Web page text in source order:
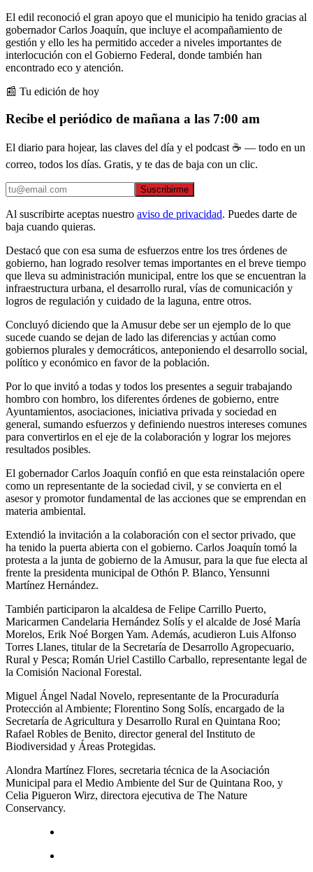
El edil reconoció el gran apoyo que el municipio ha tenido gracias al
gobernador Carlos Joaquín, que incluye el acompañamiento de
gestión y ello les ha permitido acceder a niveles importantes de
interlocución con el Gobierno Federal, donde también han
encontrado eco y atención.
📰 Tu edición de hoy
Recibe el periódico de mañana a las 7:00 am
El diario para hojear, las claves del día y el podcast ☕ — todo en un
correo, todos los días. Gratis, y te das de baja con un clic.
Suscribirme
Al suscribirte aceptas nuestro aviso de privacidad. Puedes darte de
baja cuando quieras.
Destacó que con esa suma de esfuerzos entre los tres órdenes de
gobierno, han logrado resolver temas importantes en el breve tiempo
que lleva su administración municipal, entre los que se encuentran la
infraestructura urbana, el desarrollo rural, vías de comunicación y
logros de regulación y cuidado de la laguna, entre otros.
Concluyó diciendo que la Amusur debe ser un ejemplo de lo que
sucede cuando se dejan de lado las diferencias y actúan como
gobiernos plurales y democráticos, anteponiendo el desarrollo social,
político y económico en favor de la población.
Por lo que invitó a todas y todos los presentes a seguir trabajando
hombro con hombro, los diferentes órdenes de gobierno, entre
Ayuntamientos, asociaciones, iniciativa privada y sociedad en
general, sumando esfuerzos y definiendo nuestros intereses comunes
para convertirlos en el eje de la colaboración y lograr los mejores
resultados posibles.
El gobernador Carlos Joaquín confió en que esta reinstalación opere
como un representante de la sociedad civil, y se convierta en el
asesor y promotor fundamental de las acciones que se emprendan en
materia ambiental.
Extendió la invitación a la colaboración con el sector privado, que
ha tenido la puerta abierta con el gobierno. Carlos Joaquín tomó la
protesta a la junta de gobierno de la Amusur, para la que fue electa al
frente la presidenta municipal de Othón P. Blanco, Yensunni
Martínez Hernández.
También participaron la alcaldesa de Felipe Carrillo Puerto,
Maricarmen Candelaria Hernández Solís y el alcalde de José María
Morelos, Erik Noé Borgen Yam. Además, acudieron Luis Alfonso
Torres Llanes, titular de la Secretaría de Desarrollo Agropecuario,
Rural y Pesca; Román Uriel Castillo Carballo, representante legal de
la Comisión Nacional Forestal.
Miguel Ángel Nadal Novelo, representante de la Procuraduría
Protección al Ambiente; Florentino Song Solís, encargado de la
Secretaría de Agricultura y Desarrollo Rural en Quintana Roo;
Rafael Robles de Benito, director general del Instituto de
Biodiversidad y Áreas Protegidas.
Alondra Martínez Flores, secretaria técnica de la Asociación
Municipal para el Medio Ambiente del Sur de Quintana Roo, y
Celia Pigueron Wirz, directora ejecutiva de The Nature
Conservancy.